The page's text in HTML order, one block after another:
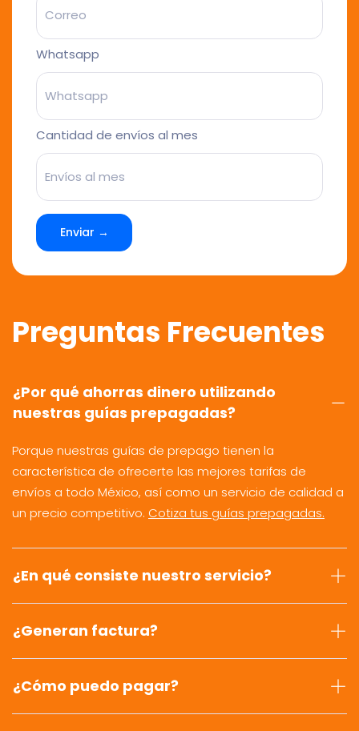
Whatsapp
Cantidad de envíos al mes
Enviar →
Preguntas Frecuentes
¿Por qué ahorras dinero utilizando
nuestras guías prepagadas?
Porque nuestras guías de prepago tienen la
característica de ofrecerte las mejores tarifas de
envíos a todo México, así como un servicio de calidad a
un precio competitivo. Cotiza tus guías prepagadas.
¿En qué consiste nuestro servicio?
¿Generan factura?
¿Cómo puedo pagar?